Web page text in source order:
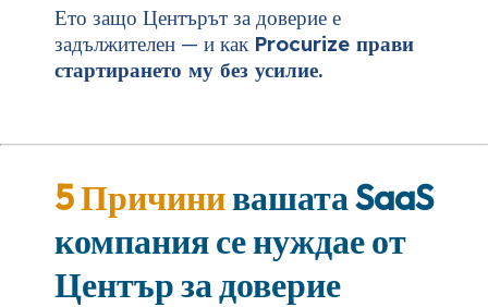
Ето защо Центърът за доверие е
задължителен — и как Procurize прави
стартирането му без усилие.
5 Причинивашата SaaS
компания се нуждае от
Център за доверие